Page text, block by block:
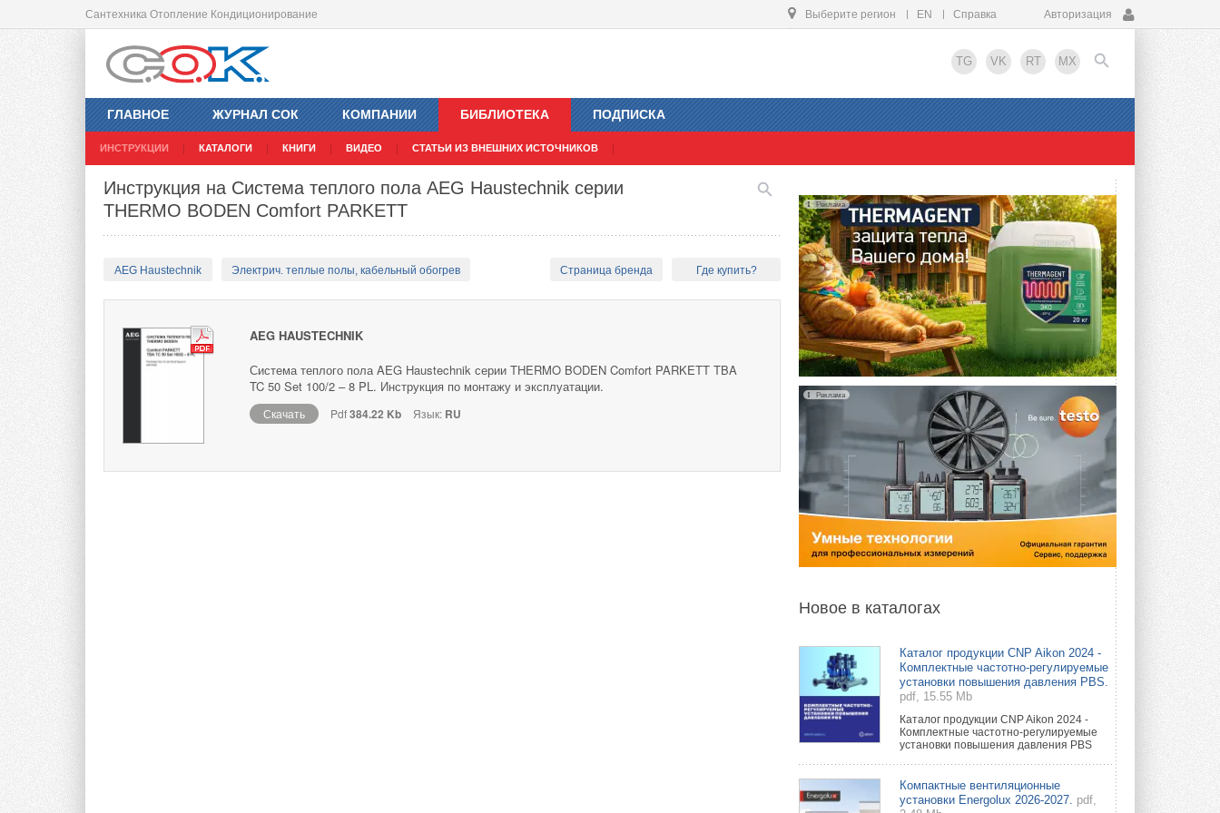
Сантехника Отопление Кондиционирование Выберите регион EN Справка Авторизация
TG VK RT MX
ГЛАВНОЕ ЖУРНАЛ СОК КОМПАНИИ БИБЛИОТЕКА
ИНСТРУКЦИИ КАТАЛОГИ КНИГИ ВИДЕО СТАТЬИ ИЗ ВНЕШНИХ ИСТОЧНИКОВ
ПОДПИСКА
EN
Инструкция на Система теплого пола AEG Haustechnik серии
THERMO BODEN Comfort PARKETT
AEG Haustechnik Электрич. теплые полы, кабельный обогрев Страница бренда Где купить?
AEG HAUSTECHNIK
Система теплого пола AEG Haustechnik серии THERMO BODEN Comfort PARKETT TBA
TC 50 Set 100/2 – 8 PL. Инструкция по монтажу и эксплуатации.
Скачать Pdf384.22 Kb Язык: RU
Реклама
Реклама
Новое в каталогах
Каталог продукции CNP Aikon 2024 -
Комплектные частотно-регулируемые
установки повышения давления PBS.
pdf, 15.55 Mb
Каталог продукции CNP Aikon 2024 -
Комплектные частотно-регулируемые
установки повышения давления PBS
Компактные вентиляционные
установки Energolux 2026-2027. pdf,